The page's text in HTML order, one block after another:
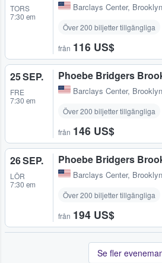
TORS
7:30 em
Barclays Center,
Över 200 biljetter tillgängliga
från 116 US$
25 SEP.
FRE
7:30 em
Phoebe Bridgers
Barclays Center,
Över 200 biljetter tillgängliga
från 146 US$
26 SEP.
LÖR
7:30 em
Phoebe Bridgers
Barclays Center,
Över 200 biljetter tillgängliga
från 194 US$
Se fler